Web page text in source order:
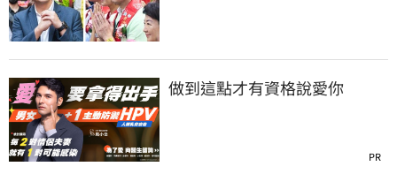
做到這點才有資格說愛你
PR